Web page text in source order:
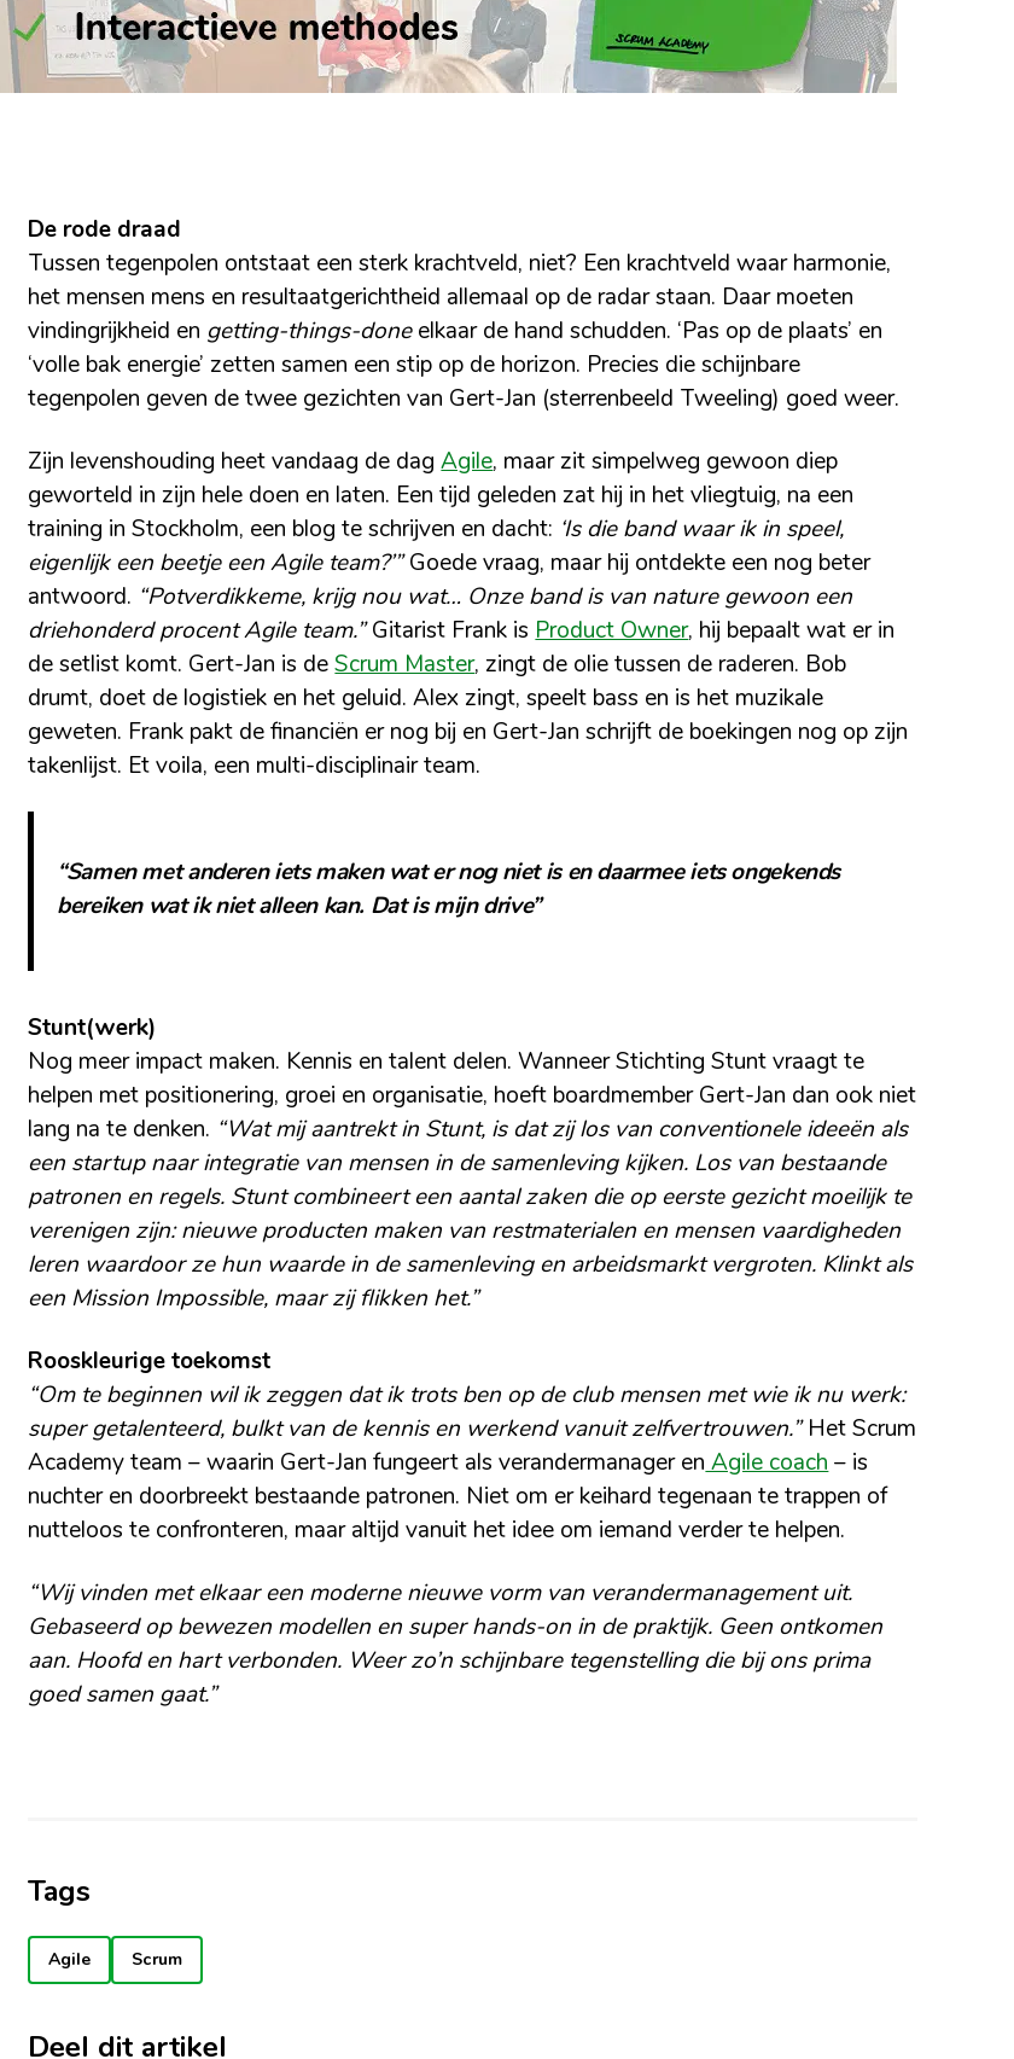
De rode draad
Tussen tegenpolen ontstaat een sterk krachtveld, niet? Een krachtveld waar harmonie,
het mensen mens en resultaatgerichtheid allemaal op de radar staan. Daar moeten
vindingrijkheid en getting-things-doneelkaar de hand schudden. ‘Pas op de plaats’ en
‘volle bak energie’ zetten samen een stip op de horizon. Precies die schijnbare
tegenpolen geven de twee gezichten van Gert-Jan (sterrenbeeld Tweeling) goed weer.
Zijn levenshouding heet vandaag de dagAgile, maar zit simpelweg gewoon diep
geworteld in zijn hele doen en laten. Een tijd geleden zat hij in het vliegtuig, na een
training in Stockholm, een blog te schrijven en dacht: ‘Is die band waar ik in speel,
eigenlijk een beetje een Agile team?’”Goede vraag, maar hij ontdekte een nog beter
antwoord. “Potverdikkeme, krijg nou wat… Onze band is van nature gewoon een
driehonderd procent Agile team.”Gitarist Frank isProduct Owner, hij bepaalt wat er in
de setlist komt. Gert-Jan is deScrum Master, zingt de olie tussen de raderen. Bob
drumt, doet de logistiek en het geluid. Alex zingt, speelt bass en is het muzikale
geweten. Frank pakt de financiën er nog bij en Gert-Jan schrijft de boekingen nog op zijn
takenlijst. Et voila, een multi-disciplinair team.
“Samen met anderen iets maken wat er nog niet is en daarmee iets ongekends
bereiken wat ik niet alleen kan. Dat is mijn drive”
Stunt(werk)
Nog meer impact maken. Kennis en talent delen. Wanneer Stichting Stunt vraagt te
helpen met positionering, groei en organisatie, hoeft boardmember Gert-Jan dan ook niet
lang na te denken. “Wat mij aantrekt in Stunt, is dat zij los van conventionele ideeën als
een startup naar integratie van mensen in de samenleving kijken. Los van bestaande
patronen en regels. Stunt combineert een aantal zaken die op eerste gezicht moeilijk te
verenigen zijn: nieuwe producten maken van restmaterialen en mensen vaardigheden
leren waardoor ze hun waarde in de samenleving en arbeidsmarkt vergroten. Klinkt als
een Mission Impossible, maar zij flikken het.”
Rooskleurige toekomst
“Om te beginnen wil ik zeggen dat ik trots ben op de club mensen met wie ik nu werk:
super getalenteerd, bulkt van de kennis en werkend vanuit zelfvertrouwen.”Het Scrum
Academy team – waarin Gert-Jan fungeert als verandermanager enAgile coach– is
nuchter en doorbreekt bestaande patronen. Niet om er keihard tegenaan te trappen of
nutteloos te confronteren, maar altijd vanuit het idee om iemand verder te helpen.
“Wij vinden met elkaar een moderne nieuwe vorm van verandermanagement uit.
Gebaseerd op bewezen modellen en super hands-on in de praktijk. Geen ontkomen
aan. Hoofd en hart verbonden. Weer zo’n schijnbare tegenstelling die bij ons prima
goed samen gaat.”
Tags
Agile Scrum
Deel dit artikel